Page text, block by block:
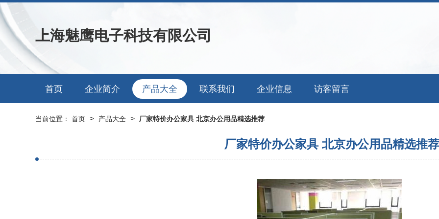
上海魅鹰电子科技有限公司
首页 企业简介 产品大全 联系我们 企业信息 访客留言
当前位置： 首页 > 产品大全 > 厂家特价办公家具 北京办公用品精选推荐
厂家特价办公家具 北京办公用品精选推荐